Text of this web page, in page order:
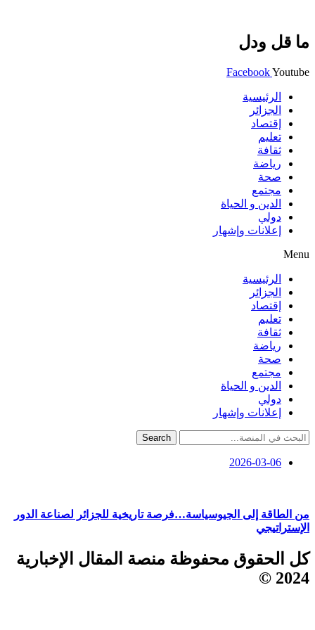
ما قل ودل
FacebookYoutube
الرئيسية
الجزائر
إقتصاد
تعليم
ثقافة
رياضة
صحة
مجتمع
الدين و الحياة
دولي
إعلانات وإشهار
Menu
الرئيسية
الجزائر
إقتصاد
تعليم
ثقافة
رياضة
صحة
مجتمع
الدين و الحياة
دولي
إعلانات وإشهار
Search
2026-03-06
من الطاقة إلى الجيوسياسة…فرصة تاريخية للجزائر لصناعة الدور
الإستراتيجي
كل الحقوق محفوظة منصة المقال الإخبارية
2024 ©